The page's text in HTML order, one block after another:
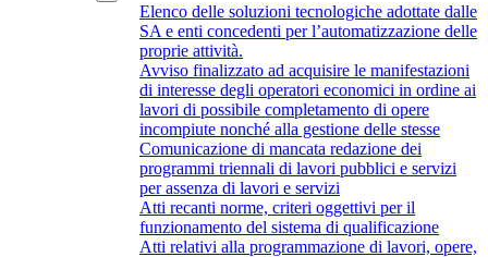
Elenco delle soluzioni tecnologiche adottate dalle
SA e enti concedenti per l’automatizzazione delle
proprie attività.
Avviso finalizzato ad acquisire le manifestazioni
di interesse degli operatori economici in ordine ai
lavori di possibile completamento di opere
incompiute nonché alla gestione delle stesse
Comunicazione di mancata redazione dei
programmi triennali di lavori pubblici e servizi
per assenza di lavori e servizi
Atti recanti norme, criteri oggettivi per il
funzionamento del sistema di qualificazione
Atti relativi alla programmazione di lavori, opere,